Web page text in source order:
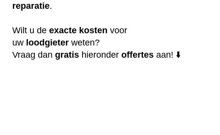
reparatie.
Wilt u de exacte kosten voor
uw loodgieter weten?
Vraag dan gratis hieronder offertes aan! ⬇️